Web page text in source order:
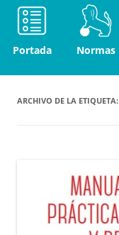
Portada Normas
ARCHIVO DE LA ETIQUETA: